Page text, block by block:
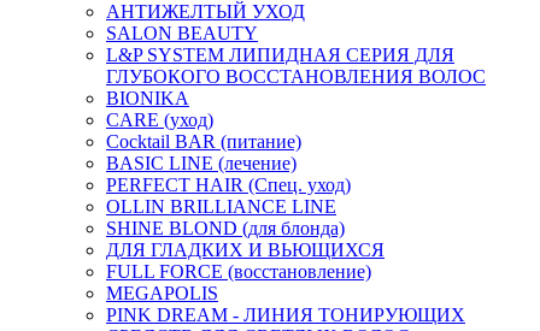
АНТИЖЕЛТЫЙ УХОД
SALON BEAUTY
L&P SYSTEM ЛИПИДНАЯ СЕРИЯ ДЛЯ
ГЛУБОКОГО ВОССТАНОВЛЕНИЯ ВОЛОС
BIONIKA
CARE (уход)
Cocktail BAR (питание)
BASIC LINE (лечение)
PERFECT HAIR (Спец. уход)
OLLIN BRILLIANCE LINE
SHINE BLOND (для блонда)
ДЛЯ ГЛАДКИХ И ВЬЮЩИХСЯ
FULL FORCE (восстановление)
MEGAPOLIS
PINK DREAM - ЛИНИЯ ТОНИРУЮЩИХ